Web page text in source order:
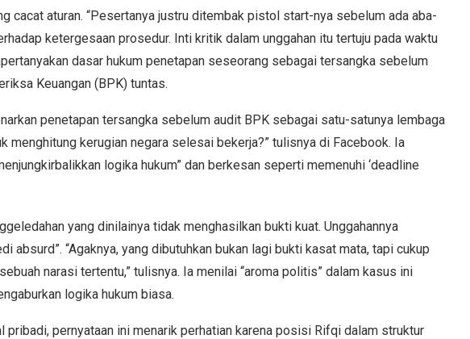
cacat aturan. “Pesertanya justru ditembak pistol start-nya sebelum ada aba-
ketergesaan prosedur. Inti kritik dalam unggahan itu tertuju pada waktu
dasar hukum penetapan seseorang sebagai tersangka sebelum
Keuangan (BPK) tuntas.
penetapan tersangka sebelum audit BPK sebagai satu-satunya lembaga
menghitung kerugian negara selesai bekerja?” tulisnya di Facebook. Ia
logika hukum” dan berkesan seperti memenuhi ‘deadline
yang dinilainya tidak menghasilkan bukti kuat. Unggahannya
absurd”. “Agaknya, yang dibutuhkan bukan lagi bukti kasat mata, tapi cukup
narasi tertentu,” tulisnya. Ia menilai “aroma politis” dalam kasus ini
logika hukum biasa.
pribadi, pernyataan ini menarik perhatian karena posisi Rifqi dalam struktur